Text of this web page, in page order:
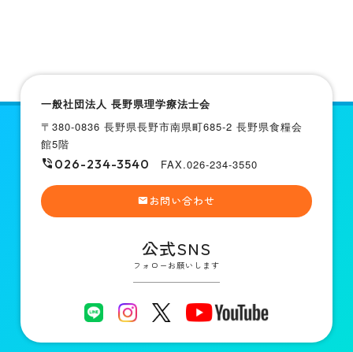
一般社団法人 長野県理学療法士会
〒380-0836 長野県長野市南県町685-2 長野県食糧会
館5階
026-234-3540 FAX.026-234-3550
お問い合わせ
公式SNS
フォローお願いします